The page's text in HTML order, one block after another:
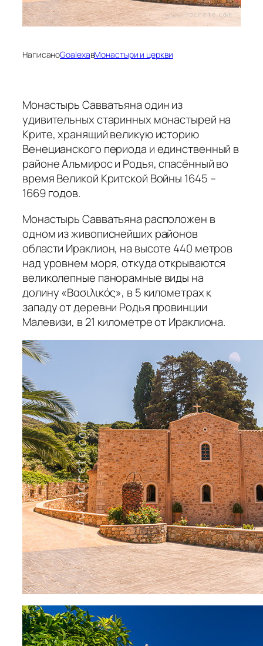
НаписаноGoalexaвМонастыри и церкви
Монастырь Савватьяна один из
удивительных старинных монастырей на
Крите, хранящий великую историю
Венецианского периода и единственный в
районе Альмирос и Родья, спасённый во
время Великой Критской Войны 1645 –
1669 годов.
Монастырь Савватьяна расположен в
одном из живописнейших районов
области Ираклион, на высоте 440 метров
над уровнем моря, откуда открываются
великолепные панорамные виды на
долину «Βασιλικός», в 5 километрах к
западу от деревни Родья провинции
Малевизи, в 21 километре от Ираклиона.